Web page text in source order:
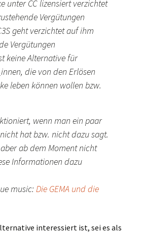
unter CC lizensiert verzichtet
Vergütungen
geht verzichtet auf ihm
Vergütungen
keine Alternative für
die von den Erlösen
leben können wollen bzw.
wenn man ein paar
hat bzw. nicht dazu sagt.
ab dem Moment nicht
Informationen dazu
music: Die GEMA und die
interessiert ist, sei es als